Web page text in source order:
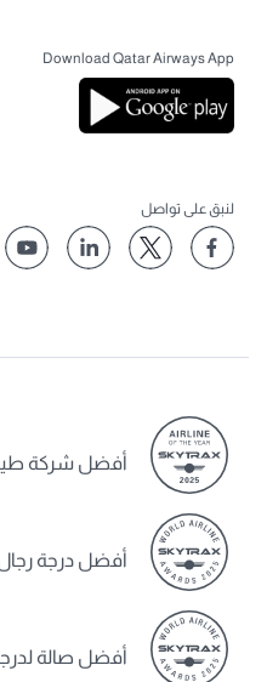
Download Qatar Airways App
لنبق على تواصل
أفضل شركة
أفضل درجة
أفضل صالة